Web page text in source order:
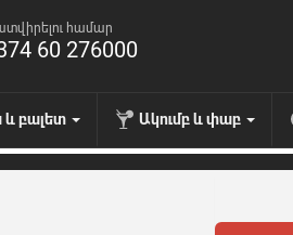
համար
60 276000
բալետ Ակումբ և փաբ